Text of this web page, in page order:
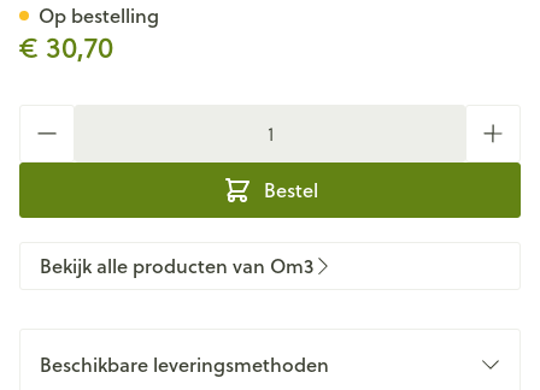
€ 30,70
Bestel
Op bestelling
Bekijk alle producten van Om3
Beschikbare leveringsmethoden